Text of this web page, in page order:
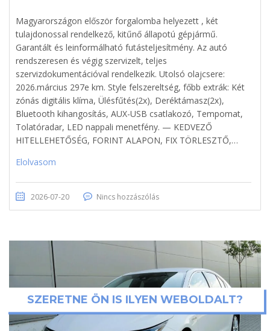
SZERETNE ÖN IS ILYEN WEBOLDALT?
Magyarországon először forgalomba helyezett , két
tulajdonossal rendelkező, kitűnő állapotú gépjármű.
Garantált és leinformálható futásteljesítmény. Az autó
rendszeresen és végig szervizelt, teljes
szervizdokumentációval rendelkezik. Utolsó olajcsere:
2026.március 297e km. Style felszereltség, főbb extrák: Két
zónás digitális klíma, Ülésfűtés(2x), Deréktámasz(2x),
Bluetooth kihangosítás, AUX-USB csatlakozó, Tempomat,
Tolatóradar, LED nappali menetfény. — KEDVEZŐ
HITELLEHETŐSÉG, FORINT ALAPON, FIX TÖRLESZTŐ,…
Elolvasom
2026-07-20 Nincs hozzászólás